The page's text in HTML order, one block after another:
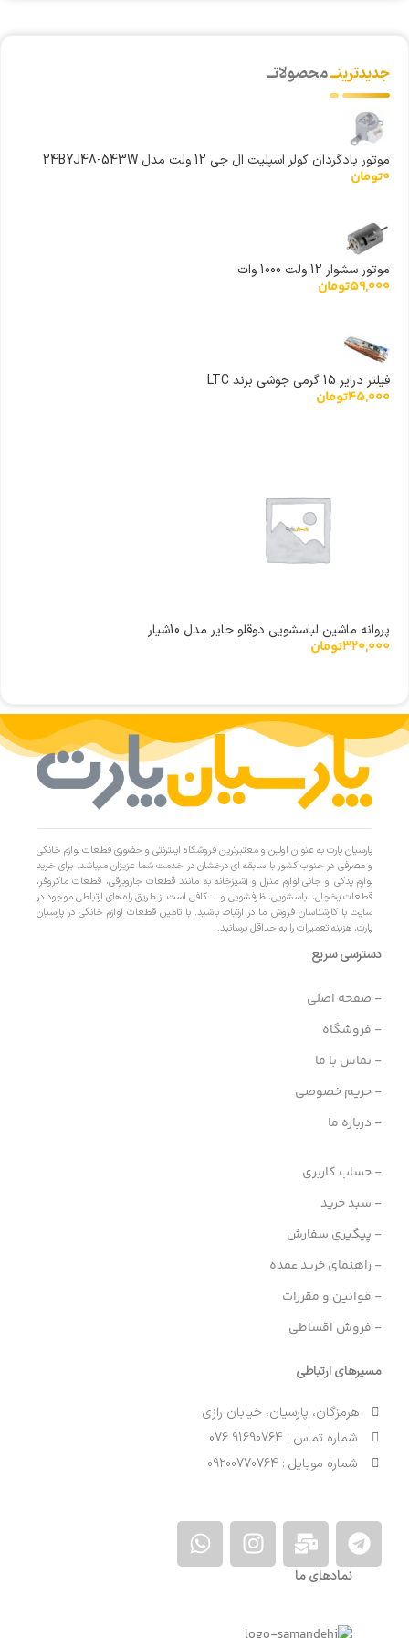
جدیدترینــمحصولاتــ
موتور بادگردان کولر اسپلیت ال جی 12 ولت مدل 24BYJ48-543W
0تومان
موتور سشوار 12 ولت 1000 وات
59,000تومان
فیلتر درایر 15 گرمی جوشی برند LTC
45,000تومان
پروانه ماشین لباسشویی دوقلو حایر مدل 10شیار
320,000تومان
پارسیان پارت به عنوان اولین و معتبرترین فروشگاه اینترنتی و حضوری قطعات لوازم خانگی
و مصرفی در جنوب کشور با سابقه ای درخشان در خدمت شما عزیزان میباشد. برای خرید
لوازم یدکی و جانی لوازم منزل و آشپزخانه به مانند قطعات جاروبرقی، قطعات ماکروفر،
قطعات یخچال، لباسشویی، ظرفشویی و … کافی است از طریق راه های ارتباطی موجود در
سایت با کارشناسان فروش ما در ارتباط باشید. با تامین قطعات لوازم خانگی در پارسیان
پارت، هزینه تعمیرات را به حداقل برسانید.
دسترسی سریع
- صفحه اصلی
- فروشگاه
- تماس با ما
- حریم خصوصی
- درباره ما
- حساب کاربری
- سبد خرید
- پیگیری سفارش
- راهنمای خرید عمده
- قوانین و مقررات
- فروش اقساطی
مسیرهای ارتباطی
هرمزگان، پارسیان، خیابان رازی
شماره تماس : 91690764 076
شماره موبایل : 09200770764
نمادهای ما